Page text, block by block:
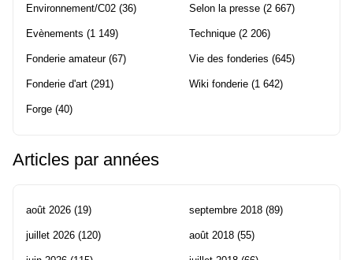
Environnement/C02 (36)
Evènements (1 149)
Fonderie amateur(67)
Fonderie d'art (291)
Forge (40)
Selon la presse (2 667)
Technique (2 206)
Vie des fonderies (645)
Wiki fonderie (1 642)
Articles par années
août 2026 (19)
juillet 2026 (120)
septembre 2018 (89)
août 2018 (55)